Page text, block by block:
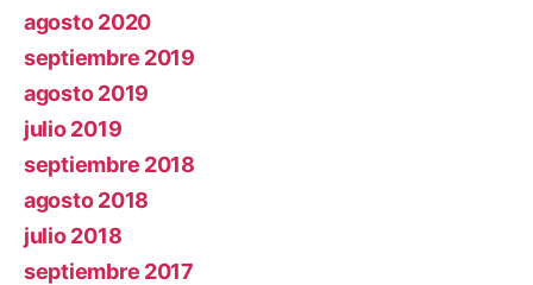
agosto 2020
septiembre 2019
agosto 2019
julio 2019
septiembre 2018
agosto 2018
julio 2018
septiembre 2017